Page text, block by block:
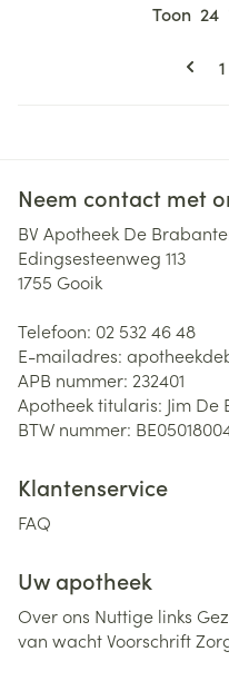
1
Toon
Neem contact met
BV Apotheek De
Edingsesteenweg 113
1755 Gooik
Telefoon: 02 532 46 48
E-mailadres:
APB nummer: 232401
Apotheek titularis: Jim De
BTW nummer:
Klantenservice
FAQ
Uw apotheek
Over ons Nuttige links
van wachtVoorschrift